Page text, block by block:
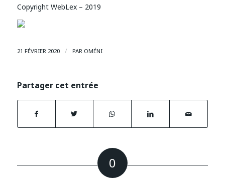
Copyright WebLex – 2019
21 FÉVRIER 2020 / PAR OMÉNI
Partager cet entrée
0